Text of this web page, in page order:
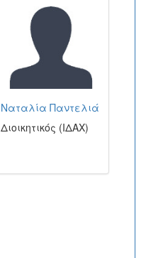
Ναταλία Παντελιά
Διοικητικός (ΙΔΑΧ)